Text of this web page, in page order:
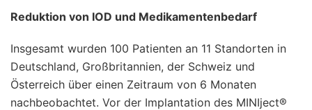
Reduktion von IOD und Medikamentenbedarf
Insgesamt wurden 100 Patienten an 11 Standorten in
Deutschland, Großbritannien, der Schweiz und
Österreich über einen Zeitraum von 6 Monaten
nachbeobachtet. Vor der Implantation des MINIject®